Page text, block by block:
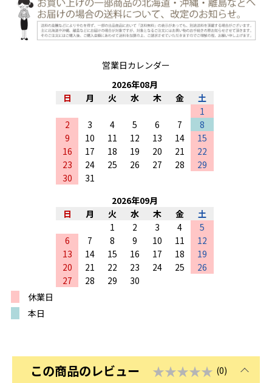
営業日カレンダー
2026年08月
日
月 火 水 木 金
土
1
2
3 4 5 6 7
8
9
10 11 12 13 14
15
16
17 18 19 20 21
22
23
24 25 26 27 28
29
30
31
2026年09月
日
月 火 水 木 金
土
1
2 3 4
5
6
7 8 9 10 11
12
13
14 15 16 17 18
19
20
21 22 23 24 25
26
27
28 29
30
休業日
本日
この商品のレビュー ★★★★★ (0)